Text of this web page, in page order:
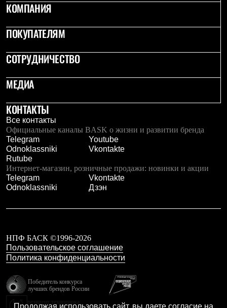
КОМПАНИЯ
ПОКУПАТЕЛЯМ
СОТРУДНИЧЕСТВО
МЕДИА
КОНТАКТЫ
Все контакты
Официальные каналы BASK о жизни и развитии бренда
Telegram
Youtube
Odnoklassniki
Vkontakte
Rutube
Интернет-магазин, розничные продажи: новинки и акции
Telegram
Vkontakte
Odnoklassniki
Дзэн
НПФ БАСК ©1996-2026
Пользовательское соглашение
Политика конфиденциальности
Победитель конкурса
лучших брендов России
Продолжая использовать сайт, вы даете согласие на